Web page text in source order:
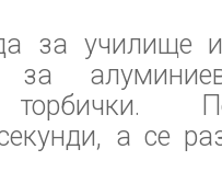
за училище
за
торбички.
а се